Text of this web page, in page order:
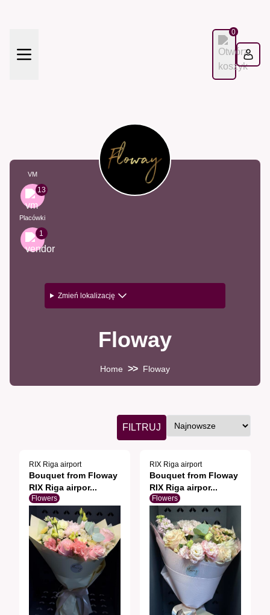
0
VM
13
Placówki
1
Zmień lokalizację
Floway
Home >> Floway
FILTRUJ
RIX Riga airport
Bouquet from Floway
RIX Riga airpor...
Flowers
RIX Riga airport
Bouquet from Floway
RIX Riga airpor...
Flowers